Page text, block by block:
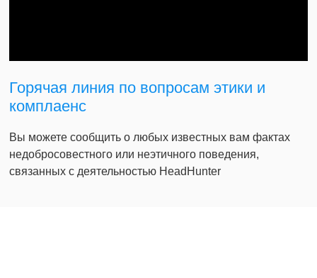
Горячая линия по вопросам этики и
комплаенс
Вы можете сообщить о любых известных вам фактах
недобросовестного или неэтичного поведения,
связанных с деятельностью HeadHunter